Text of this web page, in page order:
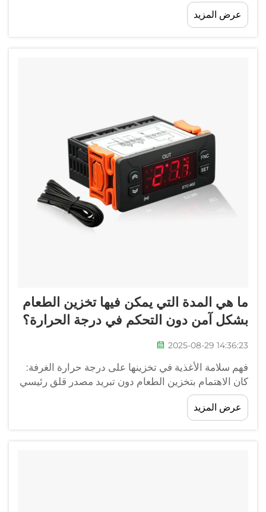
السيطرة الدقيقة على درجة الحرارة ضرورة لا غنى عنها،
الرقمية...
عرض المزيد
ما هي المدة التي يمكن فيها تخزين الطعام
بشكل آمن دون التحكم في درجة الحرارة؟
2025-08-29 14:36:23
فهم سلامة الأغذية في تخزينها على درجة حرارة الغرفة:
كان الاهتمام بتخزين الطعام دون تبريد مصدر قلق رئيسي
منذ العصور القديمة، وحتى في عصرنا الحديث، تظل
معرفة كيفية تخزين الطعام بشكل آمن على درجة حرارة
الغرفة أمراً أساسياً. سواء كنت...
عرض المزيد